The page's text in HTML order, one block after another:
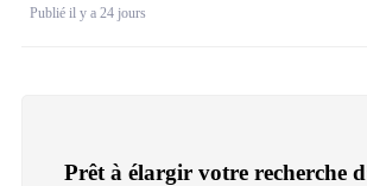
Publié il y a 24 jours
Prêt à élargir votre recherche